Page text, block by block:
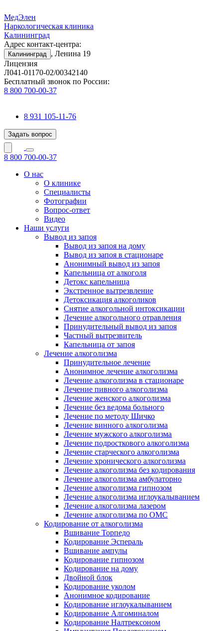
МедЭлен
Наркологическая клиника
Калининград
Адрес контакт-центра:
Калининград , Ленина 19
Лицензия
Л041-01170-02/00342140
Бесплатный звонок по России:
8 800 700-00-37
8 931 105-11-76
Задать вопрос
8 800 700-00-37
О нас
О клинике
Специалисты
Фотографии
Вопрос-ответ
Видео
Наши услуги
Вывод из запоя
Вывод из запоя на дому
Вывод из запоя в стационаре
Анонимный вывод из запоя
Капельница от алкоголя
Детокс капельница
Экстренное вытрезвление
Детоксикация алкоголиков
Снятие алкогольной интоксикации
Лечение алкогольного отравления
Принудительный вывод из запоя
Частный вытрезвитель
Капельница от запоя
Лечение алкоголизма
Принудительное лечение
Анонимное лечение алкоголизма
Лечение алкоголизма в стационаре
Лечение пивного алкоголизма
Лечение женского алкоголизма
Лечение без ведома больного
Лечение по методу Шичко
Лечение винного алкоголизма
Лечение мужского алкоголизма
Лечение подросткового алкоголизма
Лечение старческого алкоголизма
Лечение хронического алкоголизма
Лечение алкоголизма без кодирования
Лечение алкоголизма амбулаторно
Лечение алкоголизма гипнозом
Лечение алкоголизма иглоукалыванием
Лечение алкоголизма лазером
Лечение алкоголизма по ОМС
Кодирование от алкоголизма
Вшивание Торпедо
Кодирование Эспераль
Вшивание ампулы
Кодирование гипнозом
Кодирование на дому
Двойной блок
Кодирование уколом
Анонимное кодирование
Кодирование иглоукалыванием
Кодирование Алгоминалом
Кодирование Налтрексоном